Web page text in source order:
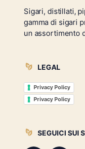
Sigari, distillati,
gamma di sigari
un assortimento
LEGAL
Privacy Policy
Privacy Policy
SEGUICI SUI